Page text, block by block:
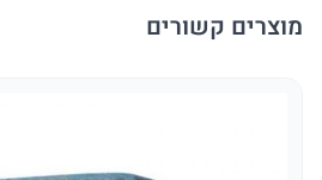
מוצרים קשורים